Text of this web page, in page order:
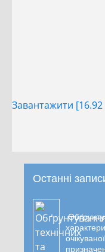
Завантажити [16.92
Останні